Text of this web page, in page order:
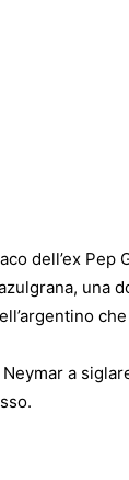
dell’ex Pep
una
a